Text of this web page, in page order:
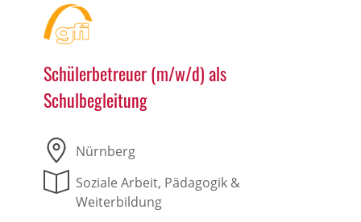
Schülerbetreuer (m/w/d) als
Schulbegleitung
Nürnberg
Soziale Arbeit, Pädagogik &
Weiterbildung